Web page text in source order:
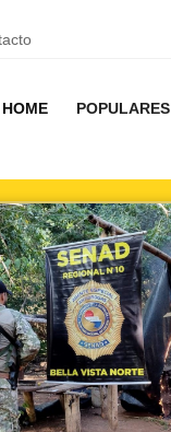
HOME POPULARES